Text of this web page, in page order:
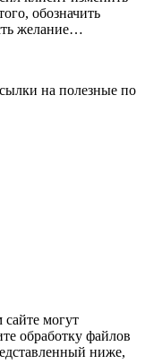
обозначить
желание…
на полезные по
могут
обработку файлов
ниже,